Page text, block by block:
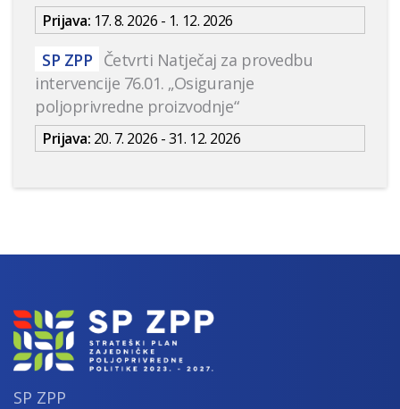
Prijava: 17. 8. 2026 - 1. 12. 2026
SP ZPP Četvrti Natječaj za provedbu
intervencije 76.01. „Osiguranje
poljoprivredne proizvodnje“
Prijava: 20. 7. 2026 - 31. 12. 2026
SP ZPP